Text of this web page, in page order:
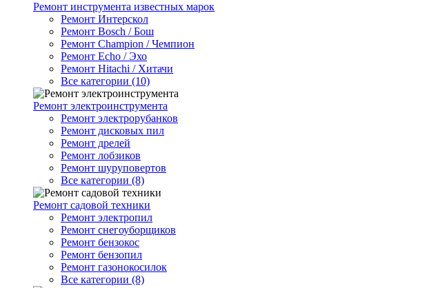
Ремонт инструмента известных марок
Ремонт Интерскол
Ремонт Bosch / Бош
Ремонт Champion / Чемпион
Ремонт Echo / Эхо
Ремонт Hitachi / Хитачи
Все категории (10)
Ремонт электроинструмента
Ремонт электрорубанков
Ремонт дисковых пил
Ремонт дрелей
Ремонт лобзиков
Ремонт шуруповертов
Все категории (8)
Ремонт садовой техники
Ремонт электропил
Ремонт снегоуборщиков
Ремонт бензокос
Ремонт бензопил
Ремонт газонокосилок
Все категории (8)